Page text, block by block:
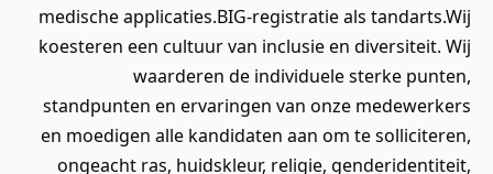
medische applicaties.BIG-registratie als tandarts.Wij
koesteren een cultuur van inclusie en diversiteit. Wij
waarderen de individuele sterke punten,
standpunten en ervaringen van onze medewerkers
en moedigen alle kandidaten aan om te solliciteren,
ongeacht ras, huidskleur, religie, genderidentiteit,